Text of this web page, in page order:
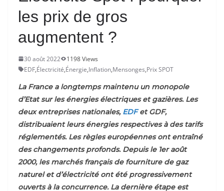
les prix de gros
augmentent ?
30 août 2022
1198 Views
EDF,Électricité,Énergie,Inflation,Mensonges,Prix SPOT
La France a longtemps maintenu un monopole
d’Etat sur les énergies électriques et gazières. Les
deux entreprises nationales, EDFet GDF,
distribuaient leurs énergies respectives à des tarifs
réglementés. Les règles européennes ont entraîné
des changements profonds. Depuis le 1er août
2000, les marchés français de fourniture de gaz
naturel et d’électricité ont été progressivement
ouverts à la concurrence. La dernière étape est